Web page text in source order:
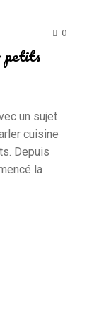
semi-
4 : les
Crème
0
petits
un sujet
cuisine
Depuis
la